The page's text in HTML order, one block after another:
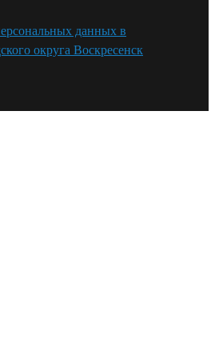
данных в
округа Воскресенск